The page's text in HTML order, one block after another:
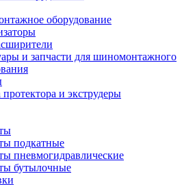
оборудование
и запчасти для шиномонтажного
протектора и экструдеры
подкатные
пневмогидравлические
бутылочные